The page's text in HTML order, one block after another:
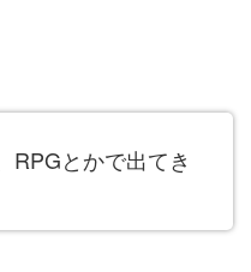
RPGとかで出てき